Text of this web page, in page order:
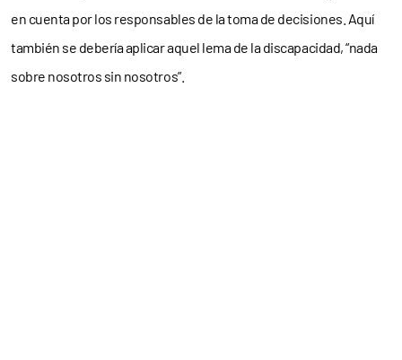
en cuenta por los responsables de la toma de decisiones. Aquí
también se debería aplicar aquel lema de la discapacidad, “nada
sobre nosotros sin nosotros”.